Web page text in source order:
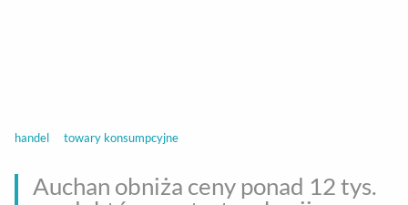
handel towary konsumpcyjne
Auchan obniża ceny ponad 12 tys.